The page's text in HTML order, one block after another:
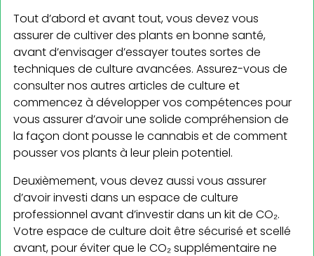
Tout d’abord et avant tout, vous devez vous
assurer de cultiver des plants en bonne santé,
avant d’envisager d’essayer toutes sortes de
techniques de culture avancées. Assurez-vous de
consulter nos autres articles de culture et
commencez à développer vos compétences pour
vous assurer d’avoir une solide compréhension de
la façon dont pousse le cannabis et de comment
pousser vos plants à leur plein potentiel.
Deuxièmement, vous devez aussi vous assurer
d’avoir investi dans un espace de culture
professionnel avant d’investir dans un kit de CO₂.
Votre espace de culture doit être sécurisé et scellé
avant, pour éviter que le CO₂ supplémentaire ne